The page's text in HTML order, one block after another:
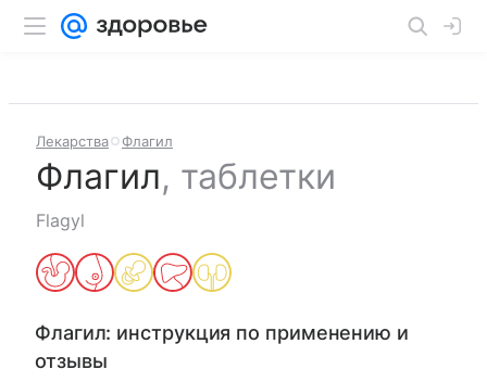
Лекарства Флагил
Флагил, таблетки
Flagyl
Флагил: инструкция по применению и
отзывы